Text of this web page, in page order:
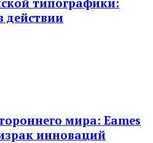
типографики:
действии
мира: Eames
инноваций